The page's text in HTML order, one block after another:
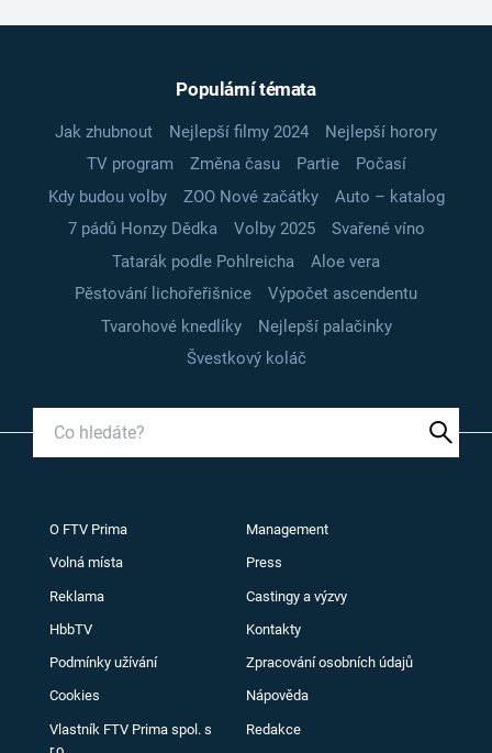
Populární témata
Jak zhubnout Nejlepší filmy 2024
Nejlepší horory
TV program
Změna času Partie
Počasí
Kdy budou volby
ZOO Nové začátky
Auto – katalog
7 pádů Honzy Dědka
Volby 2025
Svařené víno
Tatarák podle Pohlreicha
Aloe vera
Pěstování lichořeřišnice
Výpočet ascendentu
Tvarohové knedlíky
Nejlepší palačinky
Švestkový koláč
O FTV Prima Management
Volná místa Press
Reklama Castingy a výzvy
HbbTV Kontakty
Podmínky užívání Zpracování osobních údajů
Cookies Nápověda
Vlastník FTV Prima spol. s
Redakce